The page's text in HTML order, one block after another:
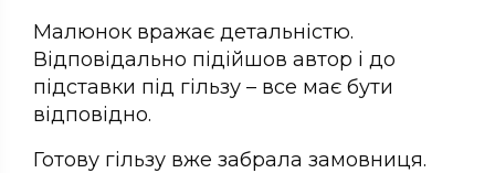
Малюнок вражає детальністю.
Відповідально підійшов автор і до
підставки під гільзу – все має бути
відповідно.
Готову гільзу вже забрала замовниця.